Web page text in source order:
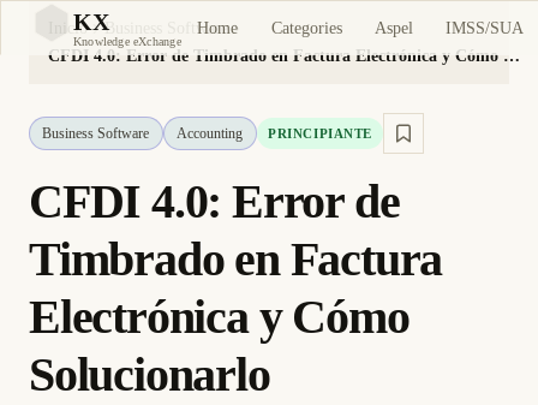
KX
Knowledge eXchange
Home Categories Aspel IMSS/SUA
Inicio
Business Software
CFDI 4.0: Error de Timbrado en Factura Electrónica y Cómo Solucionarlo
Business Software Accounting PRINCIPIANTE
CFDI 4.0: Error de
Timbrado en Factura
Electrónica y Cómo
Solucionarlo